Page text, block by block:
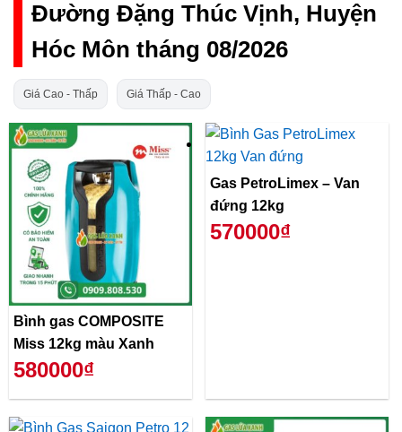
Đường Đặng Thúc Vịnh, Huyện
Hóc Môn tháng 08/2026
Giá Cao - Thấp Giá Thấp - Cao
Bình gas COMPOSITE
Miss 12kg màu Xanh
580000₫
Gas PetroLimex – Van
đứng 12kg
570000₫